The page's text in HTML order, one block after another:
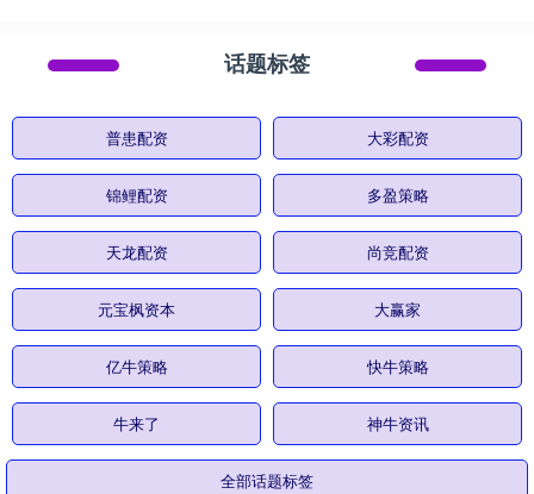
话题标签
普患配资 大彩配资
锦鲤配资 多盈策略
天龙配资 尚竞配资
元宝枫资本 大赢家
亿牛策略 快牛策略
牛来了 神牛资讯
全部话题标签